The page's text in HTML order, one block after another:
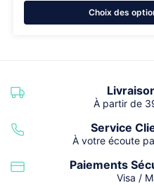
Choix des
À partir de
Service
À votre écoute
Paiements
Visa /